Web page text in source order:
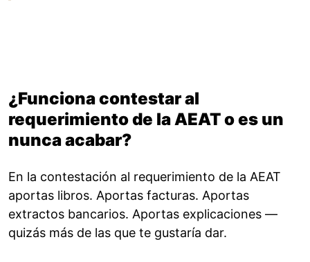
¿Funciona contestar al
requerimiento de la AEAT o es un
nunca acabar?
En la contestación al requerimiento de la AEAT
aportas libros. Aportas facturas. Aportas
extractos bancarios. Aportas explicaciones —
quizás más de las que te gustaría dar.